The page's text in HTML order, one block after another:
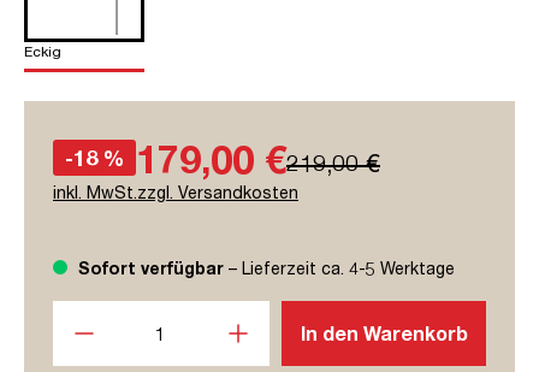
Eckig
-18 % 179,00 €219,00 €
inkl. MwSt.zzgl. Versandkosten
Sofort verfügbar – Lieferzeit ca. 4-5 Werktage
In den Warenkorb